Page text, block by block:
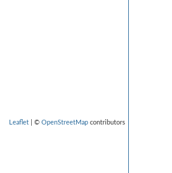
Leaflet | © OpenStreetMap contributors